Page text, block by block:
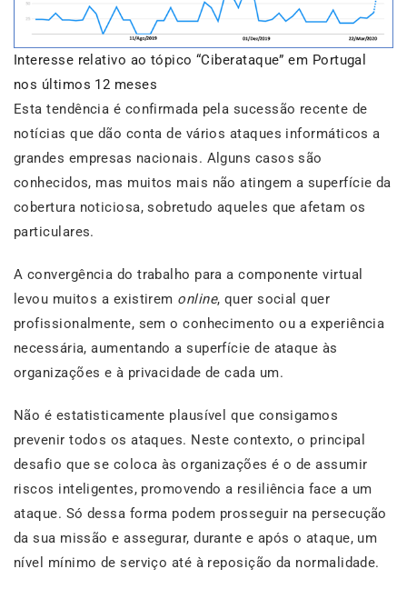
Interesse relativo ao tópico “Ciberataque” em Portugal
nos últimos 12 meses
Esta tendência é confirmada pela sucessão recente de
notícias que dão conta de vários ataques informáticos a
grandes empresas nacionais. Alguns casos são
conhecidos, mas muitos mais não atingem a superfície da
cobertura noticiosa, sobretudo aqueles que afetam os
particulares.
A convergência do trabalho para a componente virtual
levou muitos a existirem online, quer social quer
profissionalmente, sem o conhecimento ou a experiência
necessária, aumentando a superfície de ataque às
organizações e à privacidade de cada um.
Não é estatisticamente plausível que consigamos
prevenir todos os ataques. Neste contexto, o principal
desafio que se coloca às organizações é o de assumir
riscos inteligentes, promovendo a resiliência face a um
ataque. Só dessa forma podem prosseguir na persecução
da sua missão e assegurar, durante e após o ataque, um
nível mínimo de serviço até à reposição da normalidade.